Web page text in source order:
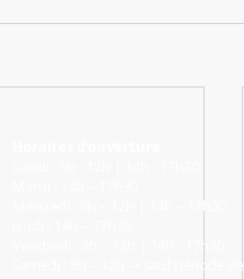
Mercredi : 9h – 12h | 14h – 17h30
Vendredi : 9h – 12h | 14h - 17h30
Samedi : 9h – 12h -> sauf période de